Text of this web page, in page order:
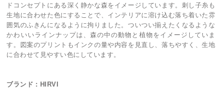
ドコンセプトにある深く静かな森をイメージしています。刺し子糸も
生地に合わせた色にすることで、インテリアに溶け込む落ち着いた雰
囲気のふきんになるように拘りました。ついつい揃えたくなるような
かわいいラインナップは、森の中の動物と植物をイメージしていま
す。図案のプリントもインクの量や内容を見直し、落ちやすく、生地
に合わせて見やすい色にしています。
ブランド：HIRVI